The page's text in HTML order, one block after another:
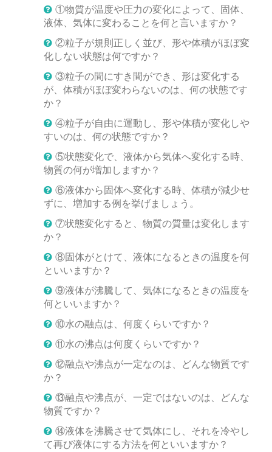
①物質が温度や圧力の変化によって、固体、
液体、気体に変わることを何と言いますか？
②粒子が規則正しく並び、形や体積がほぼ変
化しない状態は何ですか？
③粒子の間にすき間ができ、形は変化する
が、体積がほぼ変わらないのは、何の状態です
か？
④粒子が自由に運動し、形や体積が変化しや
すいのは、何の状態ですか？
⑤状態変化で、液体から気体へ変化する時、
物質の何が増加しますか？
⑥液体から固体へ変化する時、体積が減少せ
ずに、増加する例を挙げましょう。
⑦状態変化すると、物質の質量は変化します
か？
⑧固体がとけて、液体になるときの温度を何
といいますか？
⑨液体が沸騰して、気体になるときの温度を
何といいますか？
⑩水の融点は、何度くらいですか？
⑪水の沸点は何度くらいですか？
⑫融点や沸点が一定なのは、どんな物質です
か？
⑬融点や沸点が、一定ではないのは、どんな
物質ですか？
⑭液体を沸騰させて気体にし、それを冷やし
て再び液体にする方法を何といいますか？